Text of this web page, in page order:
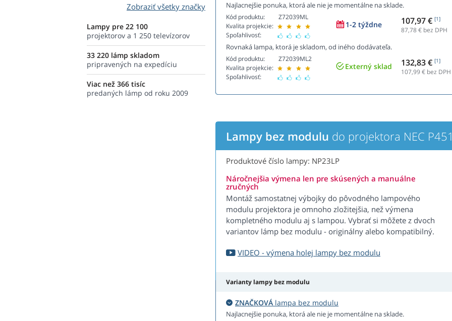
Najlacnejšie ponuka, ktorá ale nie je momentálne na sklade.
Kód produktu:
Kvalita projekcie:
Spoľahlivosť:
Z72039ML
1-2 týždne 107,97 € [1]
87,78€ bez DPH
Rovnaká lampa, ktorá je skladom, od iného dodávateľa.
Kód produktu:
Kvalita projekcie:
Spoľahlivosť:
Z72039ML2
Externý sklad 132,83 € [1]
107,99€ bez DPH
Lampy bez modulu do projektora NEC
Produktové číslo lampy: NP23LP
Náročnejšia výmena len pre skúsených a manuálne
zručných
Montáž samostatnej výbojky do pôvodného lampového
modulu projektora je omnoho zložitejšia, než výmena
kompletného modulu aj s lampou. Vybrať si môžete z dvoch
variantov lámp bez modulu - originálny alebo kompatibilný.
VIDEO - výmena holej lampy bez modulu
Varianty lampy bez modulu
ZNAČKOVÁ lampa bez modulu
Najlacnejšie ponuka, ktorá ale nie je momentálne na sklade.
Zobraziť všetky značky
Lampy pre 22 100
projektorov a 1 250 televízorov
33 220 lámp skladom
pripravených na expedíciu
Viac než 366 tisíc
predaných lámp od roku 2009